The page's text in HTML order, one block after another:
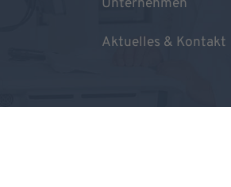
Unternehmen
Aktuelles & Kontakt